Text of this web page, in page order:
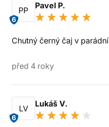
PP
6
Pavel P.
Chutný černý čaj v
před 4 roky
LV
6
Lukáš V.